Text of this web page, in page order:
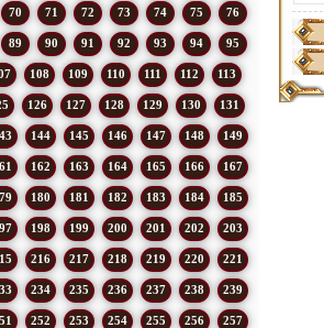
70 71 72 73 74 75 76
89 90 91 92 93 94 95
108 109 110 111 112 113
126 127 128 129 130 131
144 145 146 147 148 149
162 163 164 165 166 167
180 181 182 183 184 185
198 199 200 201 202 203
216 217 218 219 220 221
234 235 236 237 238 239
252 253 254 255 256 257